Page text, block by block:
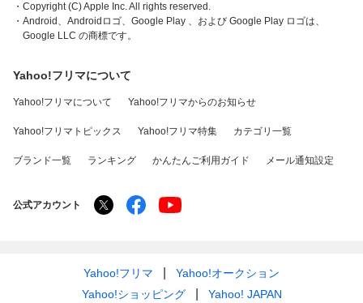
・Copyright (C) Apple Inc. All rights reserved.
・Android、Androidロゴ、Google Play 、および Google Play ロゴは、
Google LLC の商標です。
Yahoo!フリマについて
Yahoo!フリマについて Yahoo!フリマからのお知らせ
Yahoo!フリマトピックス Yahoo!フリマ特集 カテゴリ一覧
ブランド一覧 ランキング かんたんご利用ガイド メール通知設定
公式アカウント
Yahoo!フリマ
Yahoo!オークション
Yahoo!ショッピング
Yahoo! JAPAN